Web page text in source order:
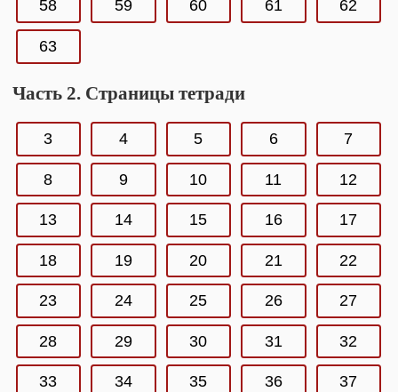
58 59 60 61 62
63
Часть 2. Страницы тетради
3 4 5 6 7
8 9 10 11 12
13 14 15 16 17
18 19 20 21 22
23 24 25 26 27
28 29 30 31 32
33 34 35 36 37